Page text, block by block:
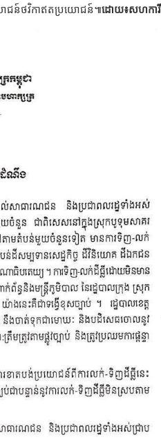
ោជន៍ថវិកាឥតប្រយោជន៍៕ដោយ៖សហការី